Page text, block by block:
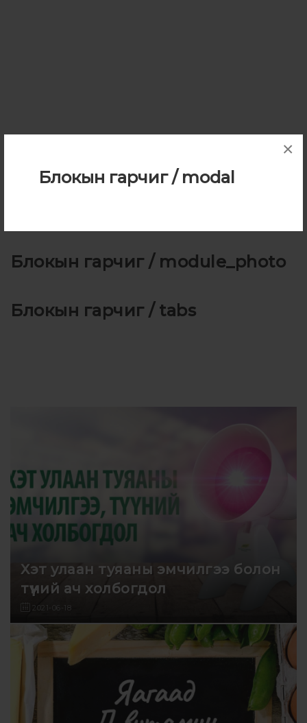
Блокын гарчиг / modal
×
Блокын гарчиг / module_photo
Блокын гарчиг / tabs
Хэт улаан туяаны эмчилгээ болон
түүний ач холбогдол
2021-06-18